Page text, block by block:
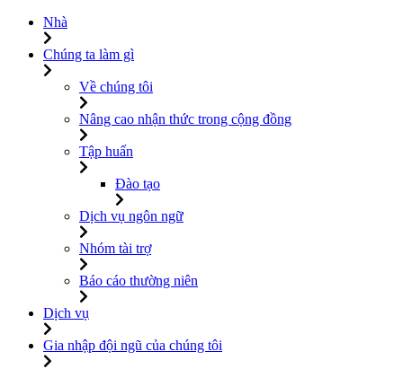
Nhà
Chúng ta làm gì
Về chúng tôi
Nâng cao nhận thức trong cộng đồng
Tập huấn
Đào tạo
Dịch vụ ngôn ngữ
Nhóm tài trợ
Báo cáo thường niên
Dịch vụ
Gia nhập đội ngũ của chúng tôi